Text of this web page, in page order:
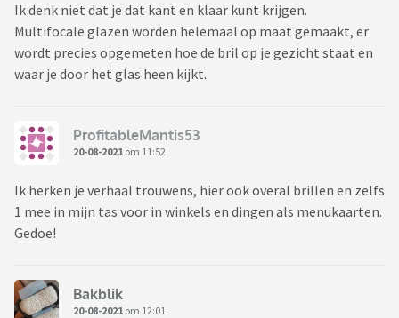
Ik denk niet dat je dat kant en klaar kunt krijgen.
Multifocale glazen worden helemaal op maat gemaakt, er
wordt precies opgemeten hoe de bril op je gezicht staat en
waar je door het glas heen kijkt.
ProfitableMantis53
20-08-2021 om 11:52
Ik herken je verhaal trouwens, hier ook overal brillen en zelfs
1 mee in mijn tas voor in winkels en dingen als menukaarten.
Gedoe!
Bakblik
20-08-2021 om 12:01